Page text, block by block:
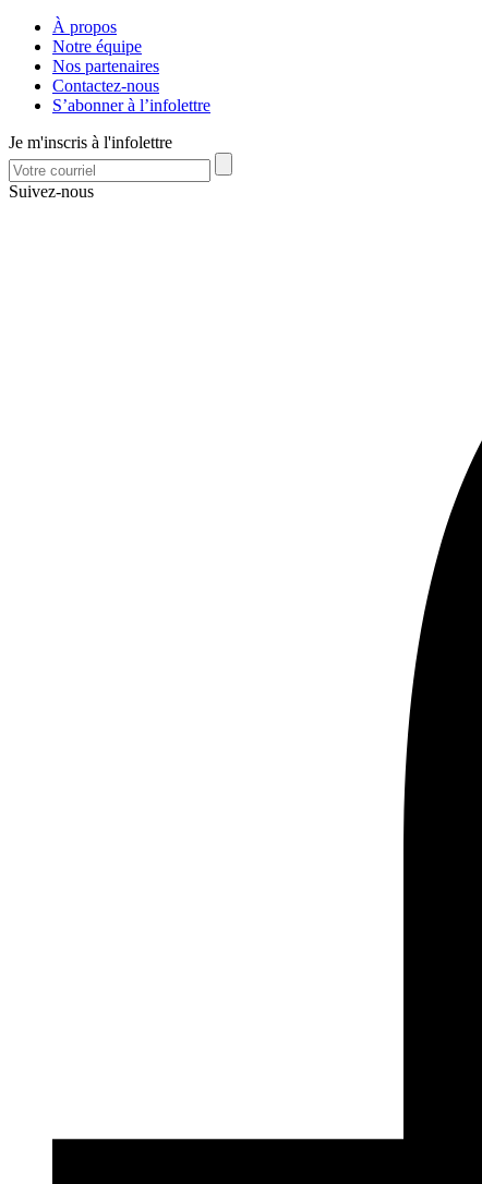
À propos
Notre équipe
Nos partenaires
Contactez-nous
S’abonner à l’infolettre
Je m'inscris à l'infolettre
Suivez-nous